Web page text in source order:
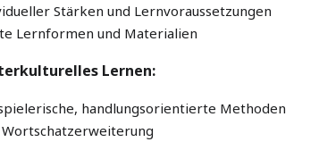
Stärken und Lernvoraussetzungen
Lernformen und Materialien
Lernen:
handlungsorientierte Methoden